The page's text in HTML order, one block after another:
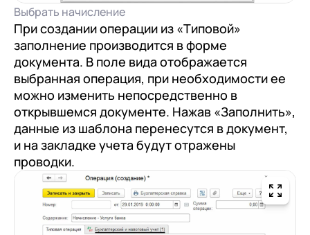
Выбрать начисление
При создании операции из «Типовой»
заполнение производится в форме
документа. В поле вида отображается
выбранная операция, при необходимости ее
можно изменить непосредственно в
открывшемся документе. Нажав «Заполнить»,
данные из шаблона перенесутся в документ,
и на закладке учета будут отражены
проводки.